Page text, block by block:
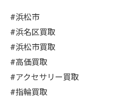
#浜松市
#浜名区買取
#浜松市買取
#高価買取
#アクセサリー買取
#指輪買取